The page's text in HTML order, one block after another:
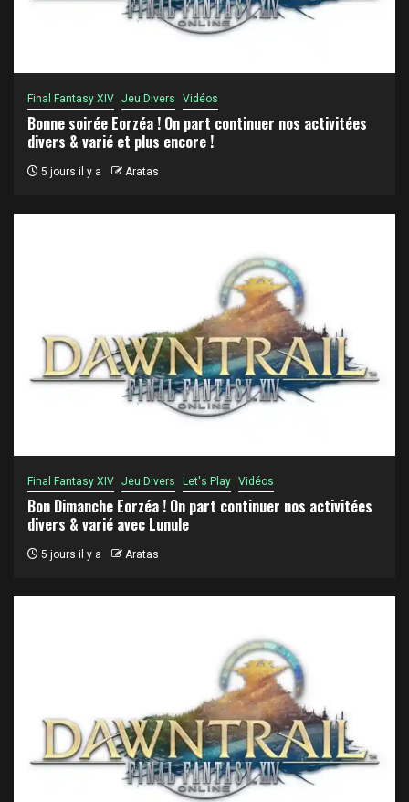
Final Fantasy XIV Jeu Divers Vidéos
Bonne soirée Eorzéa ! On part continuer nos activitées
divers & varié et plus encore !
5 jours il y a Aratas
Final Fantasy XIV Jeu Divers Let's Play Vidéos
Bon Dimanche Eorzéa ! On part continuer nos activitées
divers & varié avec Lunule
5 jours il y a Aratas